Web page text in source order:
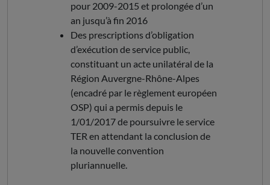
pour 2009-2015 et prolongée d’un
an jusqu’à fin 2016
Des prescriptions d’obligation
d’exécution de service public,
constituant un acte unilatéral de la
Région Auvergne-Rhône-Alpes
(encadré par le règlement européen
OSP) qui a permis depuis le
1/01/2017 de poursuivre le service
TER en attendant la conclusion de
la nouvelle convention
pluriannuelle.